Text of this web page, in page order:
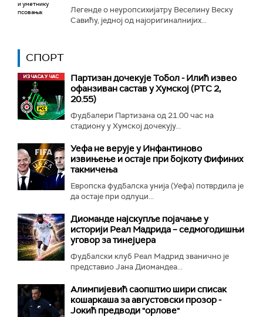
Легенде о неуропсихијатру Веселину Веску
Савићу, једној од најоригиналнијих...
СПОРТ
Партизан дочекује Тобол - Илић извео
офанзиван састав у Хумској (РТС 2,
20.55)
Фудбалери Партизана од 21.00 час на
стадиону у Хумској дочекују...
Уефа не верује у Инфантиново
извињење и остаје при бојкоту Фифиних
такмичења
Европска фудбалска унија (Уефа) потврдила је
да остаје при одлуци...
Диоманде најскупље појачање у
историји Реал Мадрида – седмогодишњи
уговор за тинејџера
Фудбалски клуб Реал Мадрид званично је
представио Јана Диомандеа...
Алимпијевић саопштио шири списак
кошаркаша за августовски прозор -
Јокић предводи "орлове"